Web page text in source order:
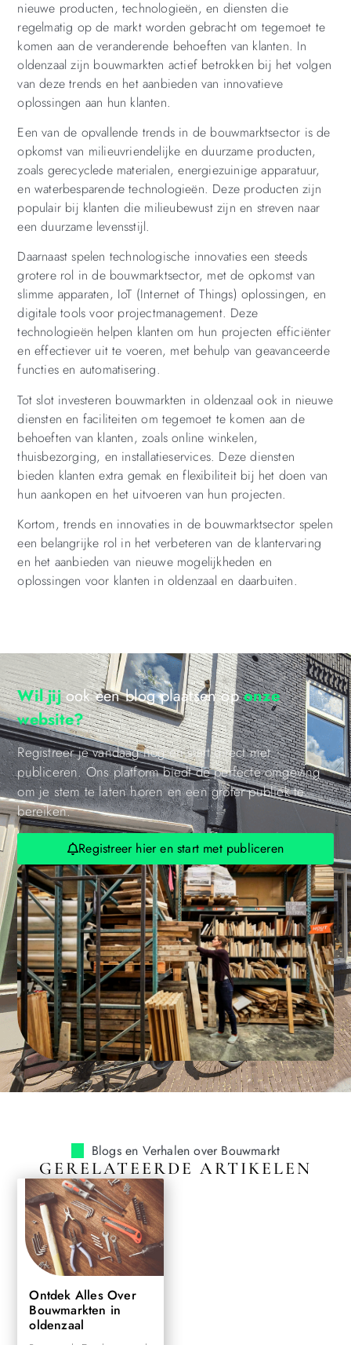
nieuwe producten, technologieën, en diensten die
regelmatig op de markt worden gebracht om tegemoet te
komen aan de veranderende behoeften van klanten. In
oldenzaal zijn bouwmarkten actief betrokken bij het volgen
van deze trends en het aanbieden van innovatieve
oplossingen aan hun klanten.
Een van de opvallende trends in de bouwmarktsector is de
opkomst van milieuvriendelijke en duurzame producten,
zoals gerecyclede materialen, energiezuinige apparatuur,
en waterbesparende technologieën. Deze producten zijn
populair bij klanten die milieubewust zijn en streven naar
een duurzame levensstijl.
Daarnaast spelen technologische innovaties een steeds
grotere rol in de bouwmarktsector, met de opkomst van
slimme apparaten, IoT (Internet of Things) oplossingen, en
digitale tools voor projectmanagement. Deze
technologieën helpen klanten om hun projecten efficiënter
en effectiever uit te voeren, met behulp van geavanceerde
functies en automatisering.
Tot slot investeren bouwmarkten in oldenzaal ook in nieuwe
diensten en faciliteiten om tegemoet te komen aan de
behoeften van klanten, zoals online winkelen,
thuisbezorging, en installatieservices. Deze diensten
bieden klanten extra gemak en flexibiliteit bij het doen van
hun aankopen en het uitvoeren van hun projecten.
Kortom, trends en innovaties in de bouwmarktsector spelen
een belangrijke rol in het verbeteren van de klantervaring
en het aanbieden van nieuwe mogelijkheden en
oplossingen voor klanten in oldenzaal en daarbuiten.
Wil jijook een blog plaatsen oponze
website?
Registreer je vandaag nog en start direct met
publiceren. Ons platform biedt de perfecte omgeving
om je stem te laten horen en een groter publiek te
bereiken.
Registreer hier en start met publiceren
Blogs en Verhalen over Bouwmarkt
GERELATEERDE ARTIKELEN
Ontdek Alles Over
Bouwmarkten in
oldenzaal